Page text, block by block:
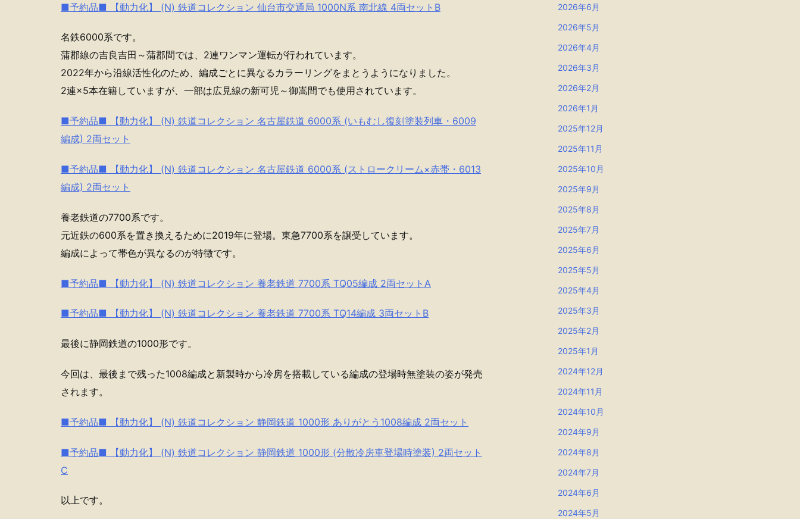
■予約品■ 【動力化】 (N) 鉄道コレクション 仙台市交通局 1000N系 南北線 4両セットB
名鉄6000系です。
蒲郡線の吉良吉田～蒲郡間では、2連ワンマン運転が行われています。
2022年から沿線活性化のため、編成ごとに異なるカラーリングをまとうようになりました。
2連×5本在籍していますが、一部は広見線の新可児～御嵩間でも使用されています。
■予約品■ 【動力化】 (N) 鉄道コレクション 名古屋鉄道 6000系 (いもむし復刻塗装列車・6009
編成) 2両セット
■予約品■ 【動力化】 (N) 鉄道コレクション 名古屋鉄道 6000系 (ストロークリーム×赤帯・6013
編成) 2両セット
養老鉄道の7700系です。
元近鉄の600系を置き換えるために2019年に登場。東急7700系を譲受しています。
編成によって帯色が異なるのが特徴です。
■予約品■ 【動力化】 (N) 鉄道コレクション 養老鉄道 7700系 TQ05編成 2両セットA
■予約品■ 【動力化】 (N) 鉄道コレクション 養老鉄道 7700系 TQ14編成 3両セットB
最後に静岡鉄道の1000形です。
今回は、最後まで残った1008編成と新製時から冷房を搭載している編成の登場時無塗装の姿が発売
されます。
■予約品■ 【動力化】 (N) 鉄道コレクション 静岡鉄道 1000形 ありがとう1008編成 2両セット
■予約品■ 【動力化】 (N) 鉄道コレクション 静岡鉄道 1000形 (分散冷房車登場時塗装) 2両セット
C
以上です。
2026年6月
2026年5月
2026年4月
2026年3月
2026年2月
2026年1月
2025年12月
2025年11月
2025年10月
2025年9月
2025年8月
2025年7月
2025年6月
2025年5月
2025年4月
2025年3月
2025年2月
2025年1月
2024年12月
2024年11月
2024年10月
2024年9月
2024年8月
2024年7月
2024年6月
2024年5月